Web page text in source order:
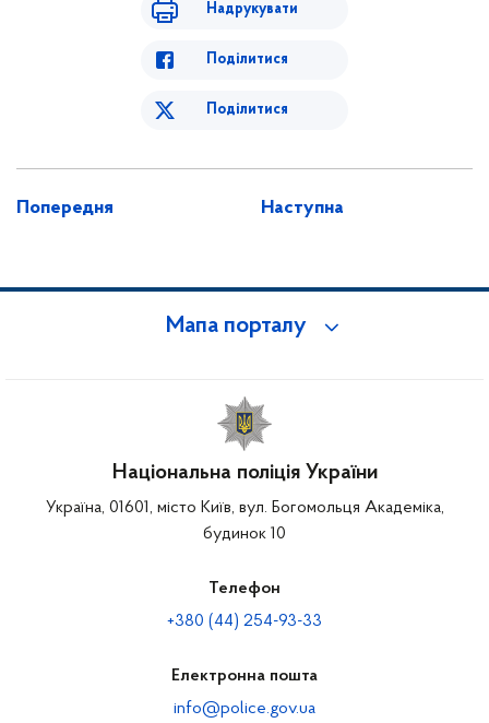
Надрукувати
Поділитися
Поділитися
Попередня Наступна
Мапа порталу
Національна поліція України
Україна, 01601, місто Київ, вул. Богомольця Академіка,
будинок 10
Телефон
+380 (44) 254-93-33
Електронна пошта
info@police.gov.ua